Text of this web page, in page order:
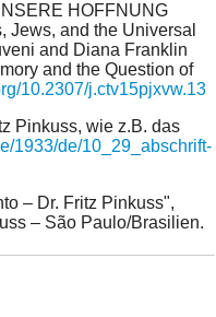
HOFFNUNG
Jews, and the Universal
and Diana Franklin
and the Question of
10.2307/j.ctv15pjxvw.13
Pinkuss, wie z.B. das
1933/de/10_29_abschrift-
– Dr. Fritz Pinkuss",
– São Paulo/Brasilien.